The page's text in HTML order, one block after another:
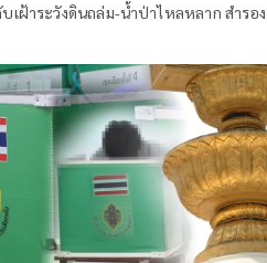
เฝ้าระวังดินถล่ม-น้ำป่าไหลหลาก สำรอ